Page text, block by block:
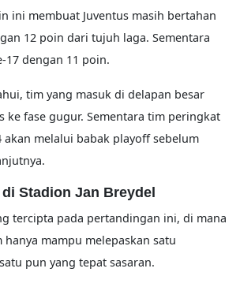
ini membuat Juventus masih bertahan
12 poin dari tujuh laga. Sementara
17 dengan 11 poin.
tim yang masuk di delapan besar
ke fase gugur. Sementara tim peringkat
akan melalui babak playoff sebelum
Stadion Jan Breydel
tercipta pada pertandingan ini, di mana
mampu melepaskan satu
pun yang tepat sasaran.